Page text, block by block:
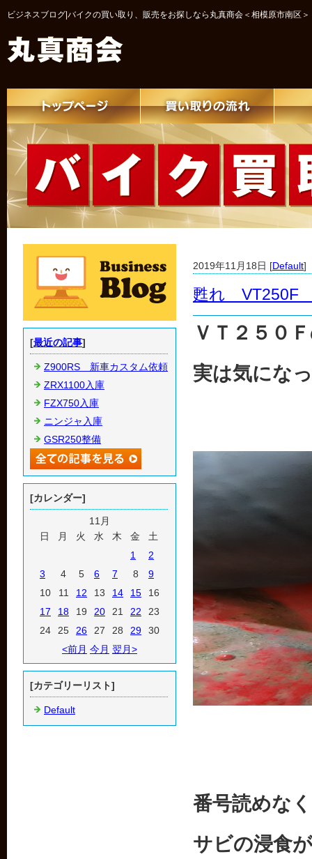
ビジネスブログ|バイクの買い取り、販売をお探しなら丸真商会＜相模原市南区＞
2019年11月18日 [Default]
甦れ
ＶＴ２５０
実は気にな
番号読めな
サビの浸食
[最近の記事]
Z900RS 新車カスタム依頼
ZRX1100入庫
FZX750入庫
ニンジャ入庫
GSR250整備
[カレンダー]
11月
日
月 火 水 木 金
土
1
2
3
4 5 6 7 8
9
10
11 12 13 14 15
16
17
18 19 20 21 22
23
24
25 26 27 28 29
30
<前月 今月 翌月>
[カテゴリーリスト]
Default